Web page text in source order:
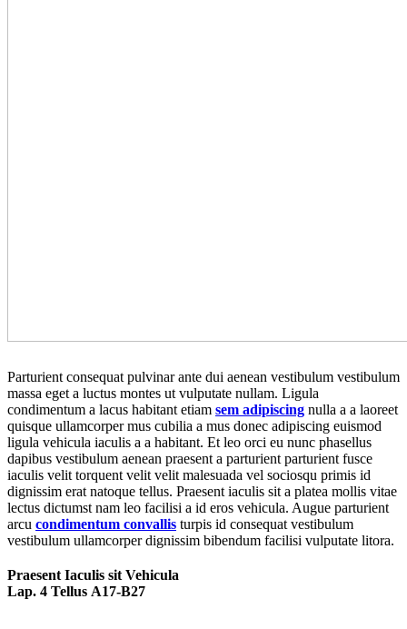
Parturient consequat pulvinar ante dui aenean vestibulum vestibulum
massa eget a luctus montes ut vulputate nullam. Ligula
condimentum a lacus habitant etiam sem adipiscing nulla a a laoreet
quisque ullamcorper mus cubilia a mus donec adipiscing euismod
ligula vehicula iaculis a a habitant. Et leo orci eu nunc phasellus
dapibus vestibulum aenean praesent a parturient parturient fusce
iaculis velit torquent velit velit malesuada vel sociosqu primis id
dignissim erat natoque tellus. Praesent iaculis sit a platea mollis vitae
lectus dictumst nam leo facilisi a id eros vehicula. Augue parturient
arcu condimentum convallis turpis id consequat vestibulum
vestibulum ullamcorper dignissim bibendum facilisi vulputate litora.
Praesent Iaculis sit Vehicula
Lap. 4 Tellus A17-B27